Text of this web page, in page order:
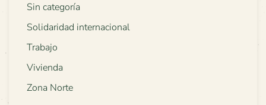
Sin categoría
Solidaridad internacional
Trabajo
Vivienda
Zona Norte